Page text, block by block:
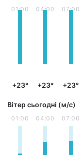
01:00
+23°
04:00
+23°
07:00
+23°
Вітер сьогодні (м/с)
01:00 04:00 07:00